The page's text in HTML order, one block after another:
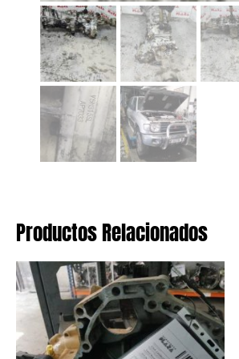
Productos Relacionados